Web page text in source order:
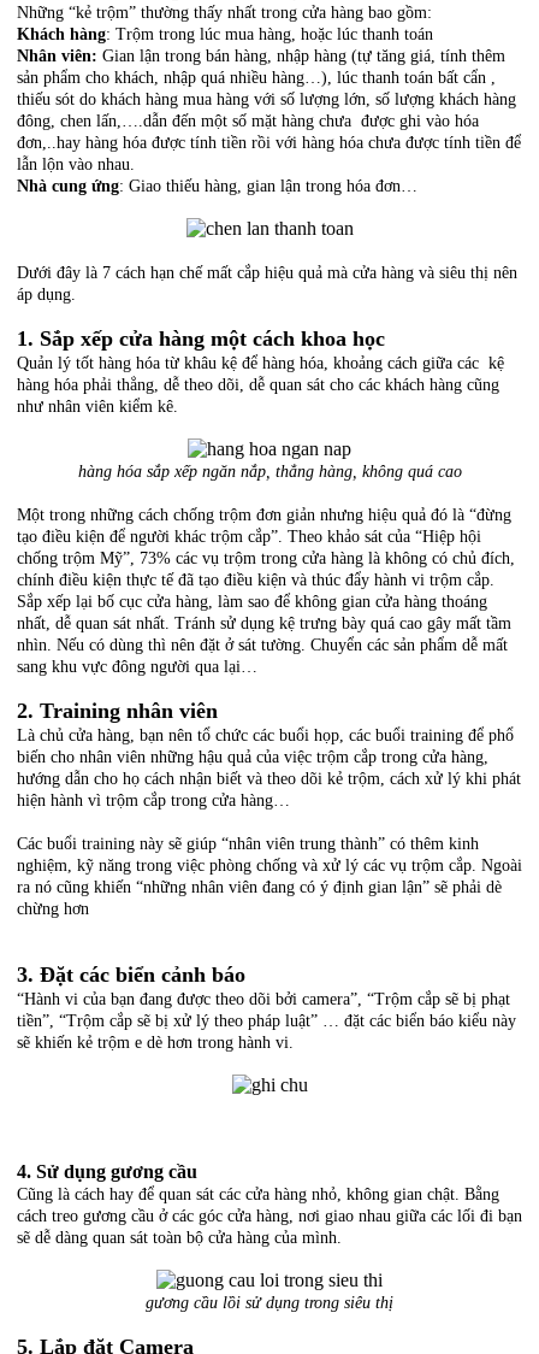
Những “kẻ trộm” thường thấy nhất trong cửa hàng bao gồm:
Khách hàng: Trộm trong lúc mua hàng, hoặc lúc thanh toán
Nhân viên: Gian lận trong bán hàng, nhập hàng (tự tăng giá, tính thêm
sản phẩm cho khách, nhập quá nhiều hàng…), lúc thanh toán bất cẩn ,
thiếu sót do khách hàng mua hàng với số lượng lớn, số lượng khách hàng
đông, chen lấn,….dẫn đến một số mặt hàng chưa được ghi vào hóa
đơn,..hay hàng hóa được tính tiền rồi với hàng hóa chưa được tính tiền để
lẫn lộn vào nhau.
Nhà cung ứng: Giao thiếu hàng, gian lận trong hóa đơn…
Dưới đây là 7 cách hạn chế mất cắp hiệu quả mà cửa hàng và siêu thị nên
áp dụng.
1. Sắp xếp cửa hàng một cách khoa học
Quản lý tốt hàng hóa từ khâu kệ để hàng hóa, khoảng cách giữa các kệ
hàng hóa phải thẳng, dễ theo dõi, dễ quan sát cho các khách hàng cũng
như nhân viên kiểm kê.
hàng hóa sắp xếp ngăn nắp, thẳng hàng, không quá cao
Một trong những cách chống trộm đơn giản nhưng hiệu quả đó là “đừng
tạo điều kiện để người khác trộm cắp”. Theo khảo sát của “Hiệp hội
chống trộm Mỹ”, 73% các vụ trộm trong cửa hàng là không có chủ đích,
chính điều kiện thực tế đã tạo điều kiện và thúc đẩy hành vi trộm cắp.
Sắp xếp lại bố cục cửa hàng, làm sao để không gian cửa hàng thoáng
nhất, dễ quan sát nhất. Tránh sử dụng kệ trưng bày quá cao gây mất tầm
nhìn. Nếu có dùng thì nên đặt ở sát tường. Chuyển các sản phẩm dễ mất
sang khu vực đông người qua lại…
2. Training nhân viên
Là chủ cửa hàng, bạn nên tổ chức các buổi họp, các buổi training để phổ
biến cho nhân viên những hậu quả của việc trộm cắp trong cửa hàng,
hướng dẫn cho họ cách nhận biết và theo dõi kẻ trộm, cách xử lý khi phát
hiện hành vì trộm cắp trong cửa hàng…
Các buổi training này sẽ giúp “nhân viên trung thành” có thêm kinh
nghiệm, kỹ năng trong việc phòng chống và xử lý các vụ trộm cắp. Ngoài
ra nó cũng khiến “những nhân viên đang có ý định gian lận” sẽ phải dè
chừng hơn
3. Đặt các biển cảnh báo
“Hành vi của bạn đang được theo dõi bởi camera”, “Trộm cắp sẽ bị phạt
tiền”, “Trộm cắp sẽ bị xử lý theo pháp luật” … đặt các biển báo kiểu này
sẽ khiến kẻ trộm e dè hơn trong hành vi.
4. Sử dụng gương cầu
Cũng là cách hay để quan sát các cửa hàng nhỏ, không gian chật. Bằng
cách treo gương cầu ở các góc cửa hàng, nơi giao nhau giữa các lối đi bạn
sẽ dễ dàng quan sát toàn bộ cửa hàng của mình.
gương cầu lồi sử dụng trong siêu thị
5. Lắp đặt Camera